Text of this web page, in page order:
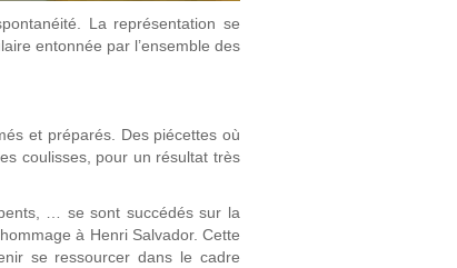
La représentation se
entonnée par l’ensemble des
et préparés. Des piécettes où
coulisses, pour un résultat très
… se sont succédés sur la
à Henri Salvador. Cette
se ressourcer dans le cadre